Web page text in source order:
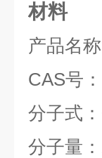
材料
产品名称
CAS号：
分子式：
分子量：